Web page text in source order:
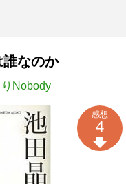
なのか
Nobody
感想
4